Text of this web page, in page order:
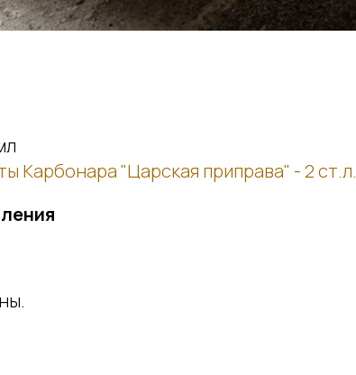
Карбонара "Царская приправа" - 2 ст.л.